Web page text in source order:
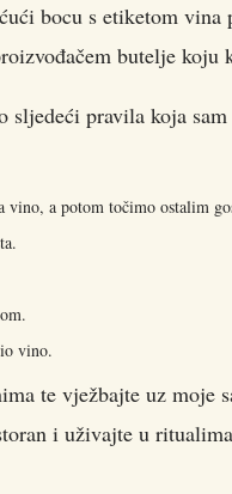
bocu s etiketom
butelje
pravila koja
vino, a potom točimo ostalim
vino.
te vježbajte uz moje
i uživajte u